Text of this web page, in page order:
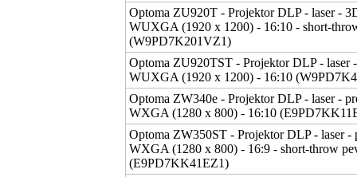
Optoma ZU920T - Projektor DLP - laser -
WUXGA (1920 x 1200) - 16:10 - short-
(W9PD7K201VZ1)
Optoma ZU920TST - Projektor DLP - laser
WUXGA (1920 x 1200) - 16:10
Optoma ZW340e - Projektor DLP - laser -
WXGA (1280 x 800) - 16:10
Optoma ZW350ST - Projektor DLP - laser -
WXGA (1280 x 800) - 16:9 - short-throw
(E9PD7KK41EZ1)